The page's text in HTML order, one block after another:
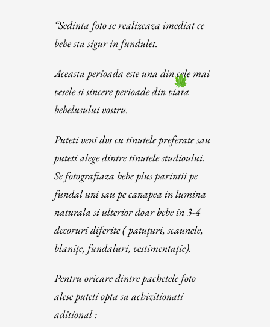
“Sedinta foto se realizeaza imediat ce
bebe sta sigur in fundulet.
Aceasta perioada este una din cele mai
vesele si sincere perioade din viata
bebelusului vostru.
Puteti veni dvs cu tinutele preferate sau
puteti alege dintre tinutele studioului.
Se fotografiaza bebe plus parintii pe
fundal uni sau pe canapea in lumina
naturala si ulterior doar bebe in 3-4
decoruri diferite ( patuțuri, scaunele,
blanițe, fundaluri, vestimentație).
Pentru oricare dintre pachetele foto
alese puteti opta sa achizitionati
aditional :